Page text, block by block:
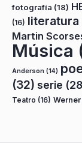
fotografía (18)
(16) literatura
Martin
Música
Anderson (14)
(32) serie
Teatro (16)